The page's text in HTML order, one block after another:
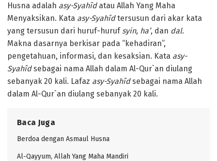
Husna adalah asy-Syahîdatau Allah Yang Maha
Menyaksikan. Kata asy-Syahîdtersusun dari akar kata
yang tersusun dari huruf-huruf syin, ha’, dan dal.
Makna dasarnya berkisar pada “kehadiran”,
pengetahuan, informasi, dan kesaksian. Kata asy-
Syahîdsebagai nama Allah dalam Al-Qur`an diulang
sebanyak 20 kali. Lafaz asy-Syahîdsebagai nama Allah
dalam Al-Qur`an diulang sebanyak 20 kali.
Baca Juga
Berdoa dengan Asmaul Husna
Al-Qayyum, Allah Yang Maha Mandiri